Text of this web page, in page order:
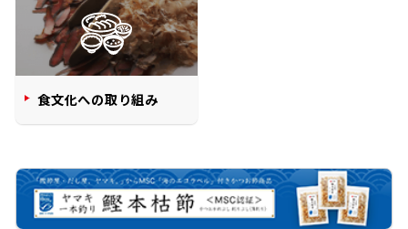
だし粉
おすすめサイト
食文化への取り組み